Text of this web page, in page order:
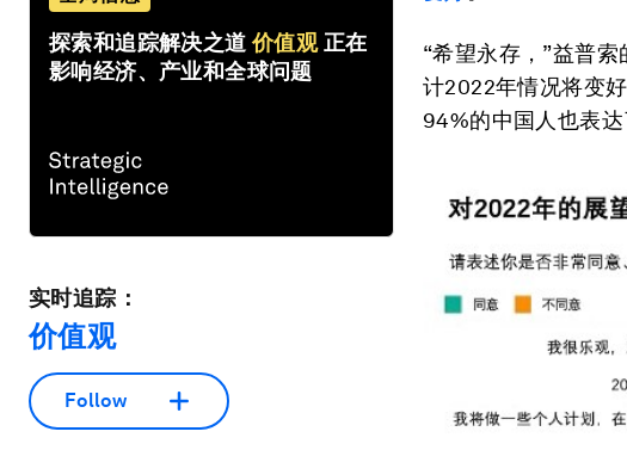
探索和追踪解决之道 价值观 正在
影响经济、产业和全球问题
实时追踪：
价值观
Follow
“希望永存，”益普
计2022年情况将变
94%的中国人也表